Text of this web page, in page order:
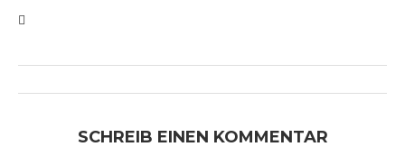
SCHREIB EINEN KOMMENTAR